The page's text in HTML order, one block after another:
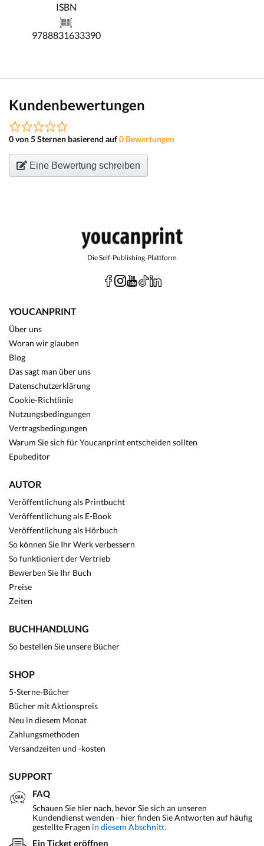
ISBN
9788831633390
Kundenbewertungen
0 von 5 Sternen basierend auf0 Bewertungen
Eine Bewertung schreiben
Die Self-Publishing-Plattform
YOUCANPRINT
Über uns
Woran wir glauben
Blog
Das sagt man über uns
Datenschutzerklärung
Cookie-Richtlinie
Nutzungsbedingungen
Vertragsbedingungen
Warum Sie sich für Youcanprint entscheiden sollten
Epubeditor
AUTOR
Veröffentlichung als Printbucht
Veröffentlichung als E-Book
Veröffentlichung als Hörbuch
So können Sie Ihr Werk verbessern
So funktioniert der Vertrieb
Bewerben Sie Ihr Buch
Preise
Zeiten
BUCHHANDLUNG
So bestellen Sie unsere Bücher
SHOP
5-Sterne-Bücher
Bücher mit Aktionspreis
Neu in diesem Monat
Zahlungsmethoden
Versandzeiten und -kosten
SUPPORT
FAQ
Schauen Sie hier nach, bevor Sie sich an unseren
Kundendienst wenden - hier finden Sie Antworten auf häufig
gestellte Fragen in diesem Abschnitt.
Ein Ticket eröffnen